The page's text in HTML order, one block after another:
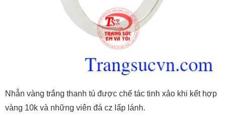
Nhẫn vàng trắng thanh tú được chế tác tinh xảo khi kết hợp
vàng 10k và những viên đá cz lấp lánh.